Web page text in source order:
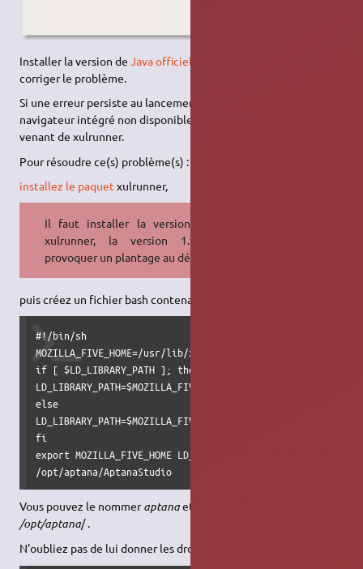
Installer la version de Java officielle de chez Sun
corriger le problème.
Si une erreur persiste au lancement, cela provient surement du
navigateur intégré non disponible et/ou un problème de JVM
venant de xulrunner.
Pour résoudre ce(s) problème(s) :
installez le paquet xulrunner,
Il faut installer la version 1.8 de
xulrunner, la version 1.9 peut
provoquer un plantage au démarrage
puis créez un fichier bash contenant :
#!/bin/sh
MOZILLA_FIVE_HOME=/usr/lib/xulrunner/
if [ $LD_LIBRARY_PATH ]; then
LD_LIBRARY_PATH=$MOZILLA_FIVE_HOME:$LD_LIBRARY_PATH
else
LD_LIBRARY_PATH=$MOZILLA_FIVE_HOME
fi
export MOZILLA_FIVE_HOME LD_LIBRARY_PATH
/opt/aptana/AptanaStudio
Vous pouvez le nommeraptanaet l'enregistrer dans
/opt/aptana/ .
N'oubliez pas de lui donner les droits d'exécution :